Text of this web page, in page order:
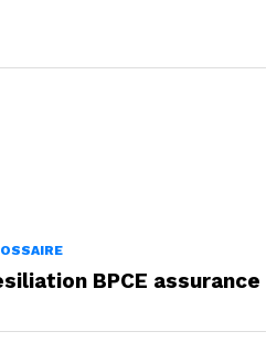
BPCE assurance